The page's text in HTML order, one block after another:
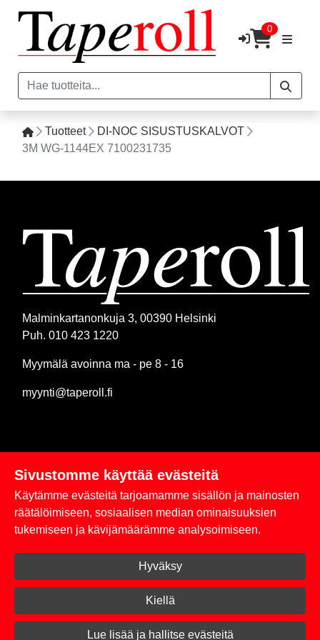
0
Tuotteet
DI-NOC SISUSTUSKALVOT
3M WG-1144EX 7100231735
Malminkartanonkuja 3, 00390 Helsinki
Puh. 010 423 1220
Myymälä avoinna ma - pe 8 - 16
myynti@taperoll.fi
Linkit
Rekisteriseloste
Toimitus- ja maksuehdot
Kirjaudu sisään
© 2026 Taperoll
Sivustomme käyttää evästeitä
Käytämme evästeitä tarjoamamme sisällön ja mainosten
räätälöimiseen, sosiaalisen median ominaisuuksien
tukemiseen ja kävijämäärämme analysoimiseen.
Hyväksy
Kiellä
Lue lisää ja hallitse evästeitä